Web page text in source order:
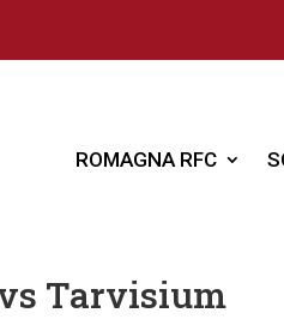
ROMAGNA RFC
Tarvisium